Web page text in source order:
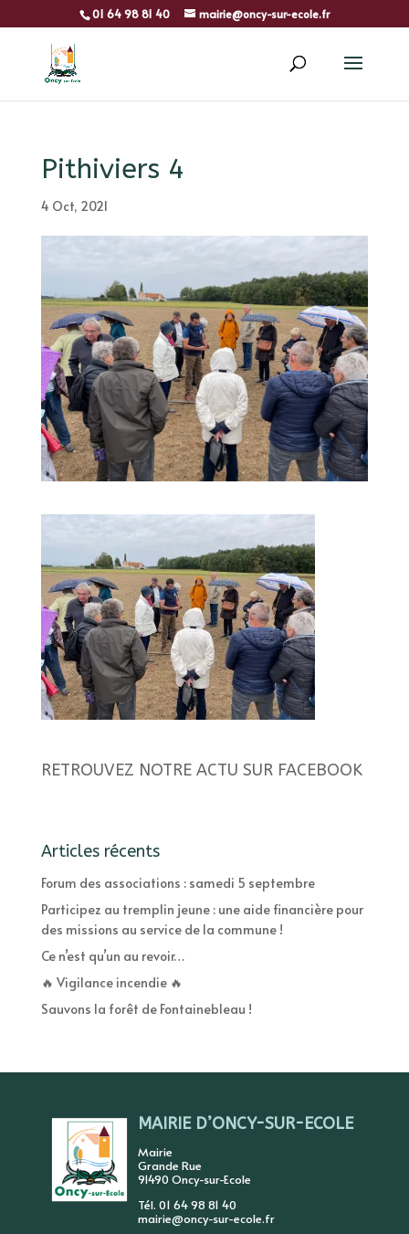
01 64 98 81 40 mairie@oncy-sur-ecole.fr
Pithiviers 4
4 Oct, 2021
RETROUVEZ NOTRE ACTU SUR FACEBOOK
Articles récents
Forum des associations : samedi 5 septembre
Participez au tremplin jeune : une aide financière pour
des missions au service de la commune !
Ce n’est qu’un au revoir…
🔥 Vigilance incendie 🔥
Sauvons la forêt de Fontainebleau !
MAIRIE D’ONCY-SUR-ECOLE
Mairie
Grande Rue
91490 Oncy-sur-Ecole
Tél. 01 64 98 81 40
mairie@oncy-sur-ecole.fr